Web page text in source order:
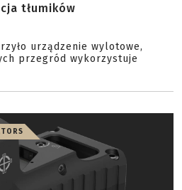
tłumików
urządzenie wylotowe,
przegród wykorzystuje